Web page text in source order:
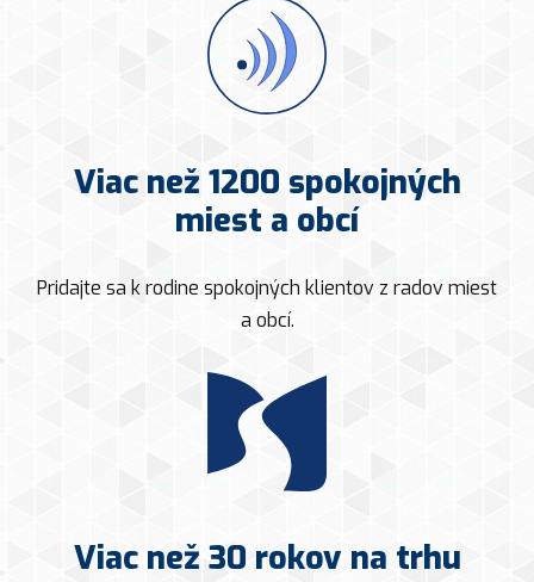
Viac než 1200 spokojných
miest a obcí
Pridajte sa k rodine spokojných klientov z radov miest
a obcí.
Viac než 30 rokov na trhu